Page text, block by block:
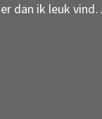
dan ik leuk